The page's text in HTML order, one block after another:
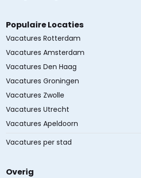
Populaire Locaties
Vacatures Rotterdam
Vacatures Amsterdam
Vacatures Den Haag
Vacatures Groningen
Vacatures Zwolle
Vacatures Utrecht
Vacatures Apeldoorn
Vacatures per stad
Overig